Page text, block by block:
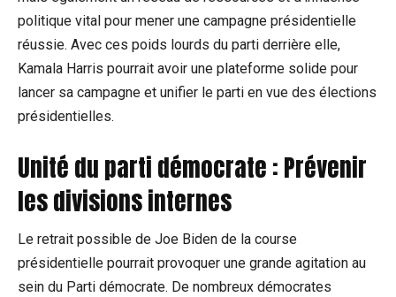
politique vital pour mener une campagne présidentielle
réussie. Avec ces poids lourds du parti derrière elle,
Kamala Harris pourrait avoir une plateforme solide pour
lancer sa campagne et unifier le parti en vue des élections
présidentielles.
Unité du parti démocrate : Prévenir
les divisions internes
Le retrait possible de Joe Biden de la course
présidentielle pourrait provoquer une grande agitation au
sein du Parti démocrate. De nombreux démocrates